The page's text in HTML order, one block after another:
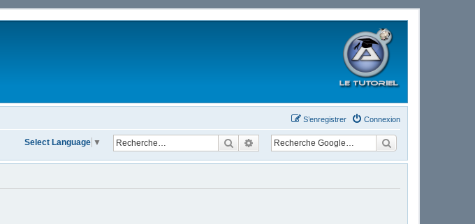
Connexion
S’enregistrer
RechercherRecherche avancée
Select Language ▼